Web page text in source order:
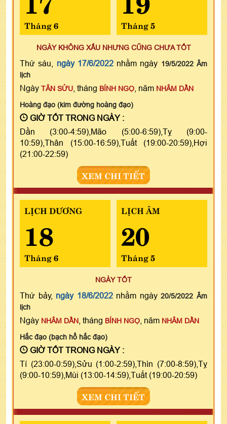
Tháng 6 Tháng 5
NGÀY KHÔNG XẤU NHƯNG CŨNG CHƯA TỐT
Thứ sáu, ngày 17/6/2022nhằm ngày 19/5/2022 Âm
lịch
Ngày TÂN SỬU , tháng BÍNH NGỌ , năm NHÂM DẦN
Hoàng đạo (kim đường hoàng đạo)
GIỜ TỐT TRONG NGÀY :
Dần (3:00-4:59),Mão (5:00-6:59),Tỵ (9:00-
10:59),Thân (15:00-16:59),Tuất (19:00-20:59),Hợi
(21:00-22:59)
XEM CHI TIẾT
LỊCH DƯƠNG
18
Tháng 6
LỊCH ÂM
20
Tháng 5
NGÀY TỐT
Thứ bảy, ngày 18/6/2022nhằm ngày20/5/2022 Âm
lịch
Ngày NHÂM DẦN , tháng BÍNH NGỌ , năm NHÂM DẦN
Hắc đạo (bạch hổ hắc đạo)
GIỜ TỐT TRONG NGÀY :
Tí (23:00-0:59),Sửu (1:00-2:59),Thìn (7:00-8:59),Tỵ
(9:00-10:59),Mùi (13:00-14:59),Tuất (19:00-20:59)
XEM CHI TIẾT